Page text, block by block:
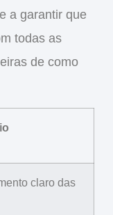
a garantir que
todas as
de como
claro das